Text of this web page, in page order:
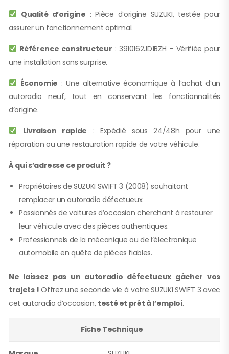
Qualité d’origine : Pièce d’origine SUZUKI, testée pour
assurer un fonctionnement optimal.
Référence constructeur : 3910162JD1BZH – Vérifiée pour
une installation sans surprise.
Économie : Une alternative économique à l’achat d’un
autoradio neuf, tout en conservant les fonctionnalités
d’origine.
Livraison rapide : Expédié sous 24/48h pour une
réparation ou une restauration rapide de votre véhicule.
À qui s’adresse ce produit ?
Propriétaires de SUZUKI SWIFT 3 (2008) souhaitant
remplacer un autoradio défectueux.
Passionnés de voitures d’occasion cherchant à restaurer
leur véhicule avec des pièces authentiques.
Professionnels de la mécanique ou de l’électronique
automobile en quête de pièces fiables.
Ne laissez pas un autoradio défectueux gâcher vos
trajets ! Offrez une seconde vie à votre SUZUKI SWIFT 3 avec
cet autoradio d’occasion, testé et prêt à l’emploi.
Fiche Technique